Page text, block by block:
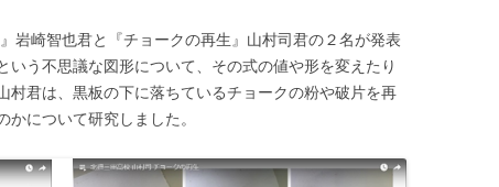
岩崎智也君と『チョークの再生』山村司君の２名が発表
いう不思議な図形について、その式の値や形を変えたり
村君は、黒板の下に落ちているチョークの粉や破片を再
について研究しました。